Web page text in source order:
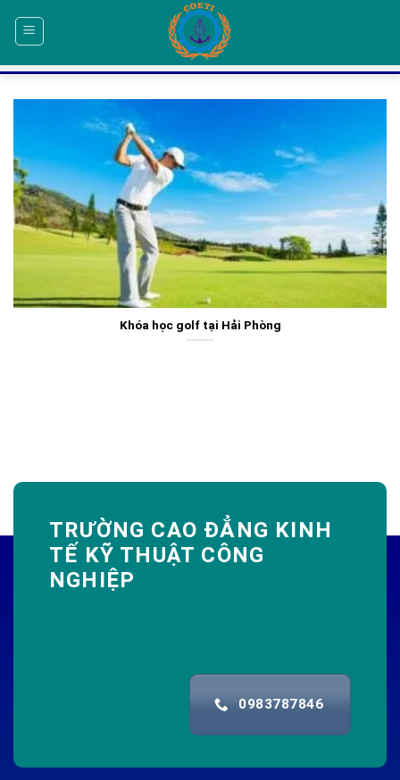
Khóa học golf tại Hải Phòng
TRƯỜNG CAO ĐẲNG KINH
TẾ KỸ THUẬT CÔNG
NGHIỆP
0983787846